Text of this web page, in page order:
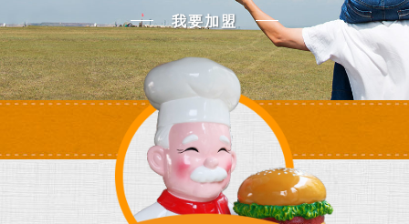
公
司
我要加盟